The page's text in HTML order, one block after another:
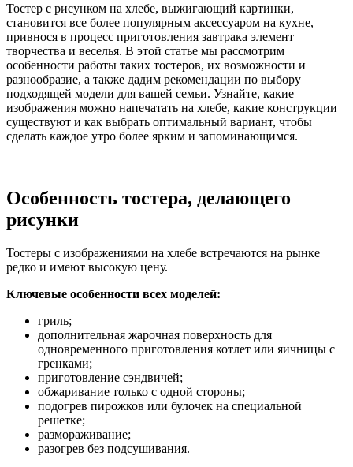
Тостер с рисунком на хлебе, выжигающий картинки,
становится все более популярным аксессуаром на кухне,
привнося в процесс приготовления завтрака элемент
творчества и веселья. В этой статье мы рассмотрим
особенности работы таких тостеров, их возможности и
разнообразие, а также дадим рекомендации по выбору
подходящей модели для вашей семьи. Узнайте, какие
изображения можно напечатать на хлебе, какие конструкции
существуют и как выбрать оптимальный вариант, чтобы
сделать каждое утро более ярким и запоминающимся.
Особенность тостера, делающего
рисунки
Тостеры с изображениями на хлебе встречаются на рынке
редко и имеют высокую цену.
Ключевые особенности всех моделей:
гриль;
дополнительная жарочная поверхность для
одновременного приготовления котлет или яичницы с
гренками;
приготовление сэндвичей;
обжаривание только с одной стороны;
подогрев пирожков или булочек на специальной
решетке;
размораживание;
разогрев без подсушивания.